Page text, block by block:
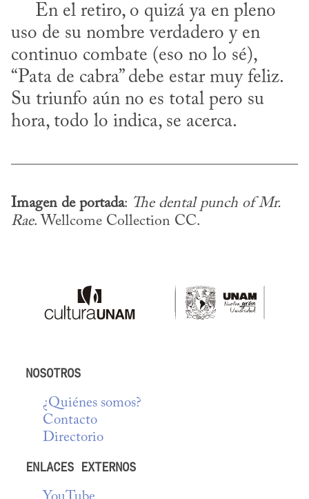
uso de su nombre verdadero y en
continuo combate (eso no lo sé),
“Pata de cabra” debe estar muy feliz.
Su triunfo aún no es total pero su
hora, todo lo indica, se acerca.
Imagen de portada: The dental punch of Mr.
Rae. Wellcome Collection CC.
NOSOTROS
¿Quiénes somos?
Contacto
Directorio
ENLACES EXTERNOS